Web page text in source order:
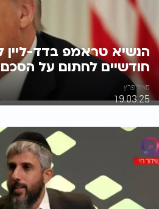
הנשיא טראמפ בדד-ליין
חודשיים לחתום על הסכם
מאיר פרץ
19.03.25